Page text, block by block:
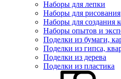
Наборы для лепки
Наборы для рисования
Наборы для создания
Наборы опытов и
Поделки из бумаги,
Поделки из гипса,
Поделки из дерева
Поделки из пластика